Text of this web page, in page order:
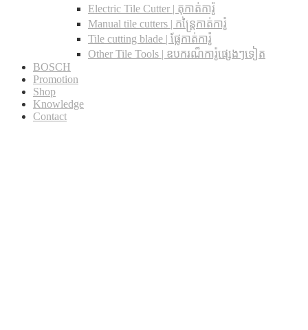
Electric Tile Cutter | តុកាត់ការ៉ូ
Manual tile cutters | កន្ត្រៃកាត់ការ៉ូ
Tile cutting blade | ផ្លែកាត់ការ៉ូ
Other Tile Tools | ឧបករណ៏ការ៉ូផ្សេងៗទៀត
BOSCH
Promotion
Shop
Knowledge
Contact